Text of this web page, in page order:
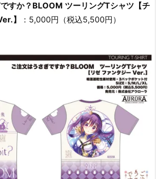
すか？BLOOM ツーリングTシャツ【チ
】
：5,000円（税込5,500円）